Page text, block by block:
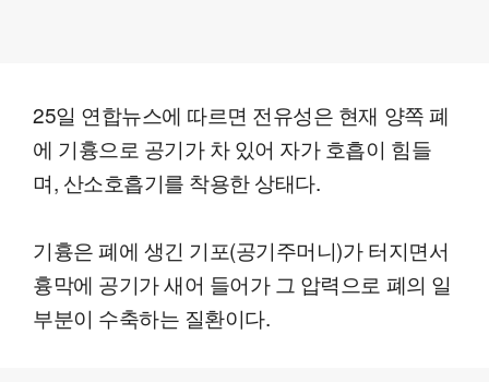
25일 연합뉴스에 따르면 전유성은 현재 양쪽 폐
에 기흉으로 공기가 차 있어 자가 호흡이 힘들
며, 산소호흡기를 착용한 상태다.
기흉은 폐에 생긴 기포(공기주머니)가 터지면서
흉막에 공기가 새어 들어가 그 압력으로 폐의 일
부분이 수축하는 질환이다.